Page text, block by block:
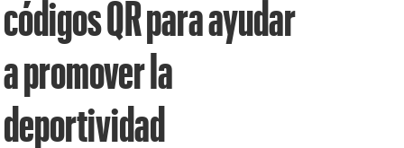
códigos QR para ayudar
a promover la
deportividad